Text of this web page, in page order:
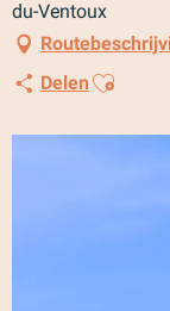
du-Ventoux
Delen Ajouter